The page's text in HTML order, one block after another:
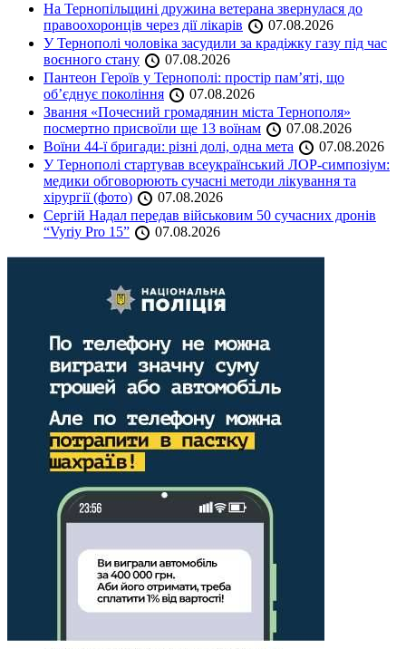
На Тернопільщині дружина ветерана звернулася до
правоохоронців через дії лікарів
07.08.2026
У Тернополі чоловіка засудили за крадіжку газу під час
воєнного стану
07.08.2026
Пантеон Героїв у Тернополі: простір пам’яті, що
об’єднує покоління
07.08.2026
Звання «Почесний громадянин міста Тернополя»
посмертно присвоїли ще 13 воїнам
07.08.2026
Воїни 44-ї бригади: різні долі, одна мета
07.08.2026
У Тернополі стартував всеукраїнський ЛОР-симпозіум:
медики обговорюють сучасні методи лікування та
хірургії (фото)
07.08.2026
Сергій Надал передав військовим 50 сучасних дронів
“Vyriy Pro 15”
07.08.2026